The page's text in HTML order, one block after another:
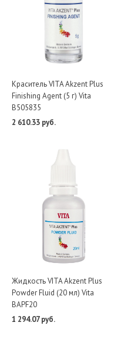
Краситель VITA Akzent Plus
Finishing Agent (5 г) Vita
B505835
2 610.33 руб.
Жидкость VITA Akzent Plus
Powder Fluid (20 мл) Vita
BAPF20
1 294.07 руб.